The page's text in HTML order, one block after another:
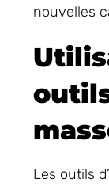
nouvelles
Les outils